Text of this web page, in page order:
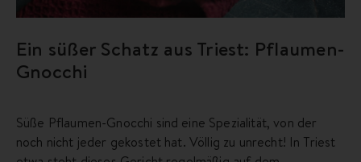
Ein süßer Schatz aus Triest: Pflaumen-
Gnocchi
Süße Pflaumen-Gnocchi sind eine Spezialität, von der
noch nicht jeder gekostet hat. Völlig zu unrecht! In Triest